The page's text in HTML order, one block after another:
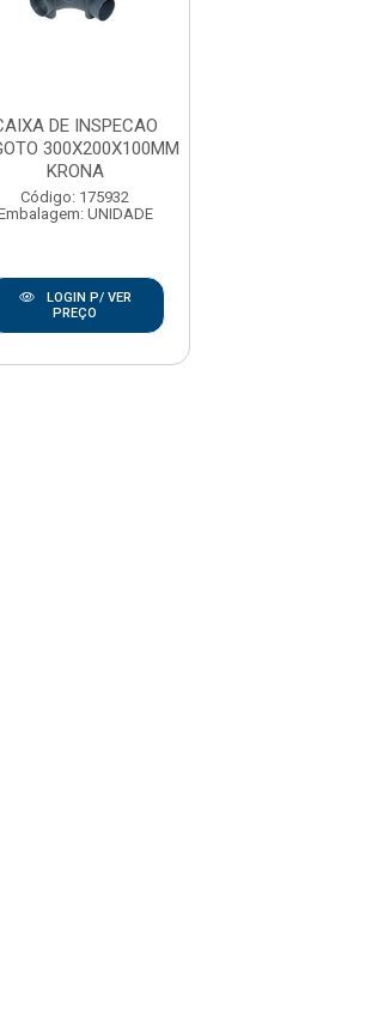
DE INSPECAO
300X200X100MM
KRONA
Código: 175932
UNIDADE
LOGIN P/ VER
PREÇO